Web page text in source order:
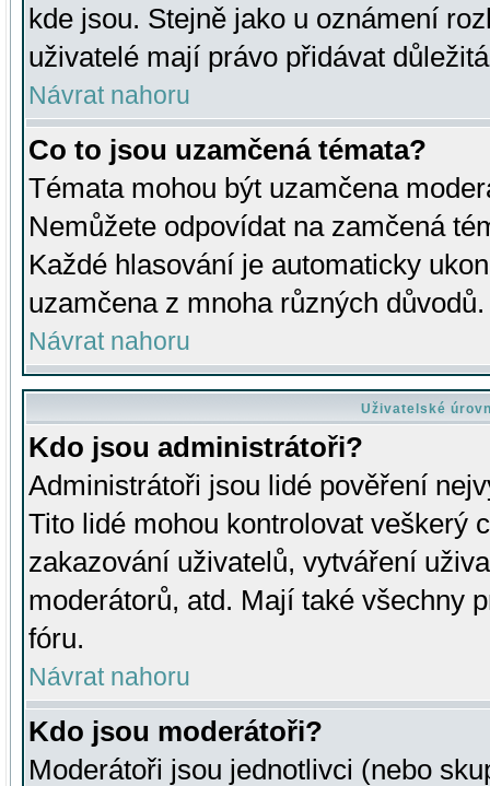
kde jsou. Stejně jako u oznámení
uživatelé mají právo přidávat
Návrat nahoru
Co to jsou uzamčená témata?
Témata mohou být uzamčena
Nemůžete odpovídat na zamčená
Každé hlasování je automaticky
uzamčena z mnoha různých důvodů.
Návrat nahoru
Uživatelské
Kdo jsou administrátoři?
Administrátoři jsou lidé pověření
Tito lidé mohou kontrolovat veškerý
zakazování uživatelů, vytváření
moderátorů, atd. Mají také všechny
fóru.
Návrat nahoru
Kdo jsou moderátoři?
Moderátoři jsou jednotlivci (nebo